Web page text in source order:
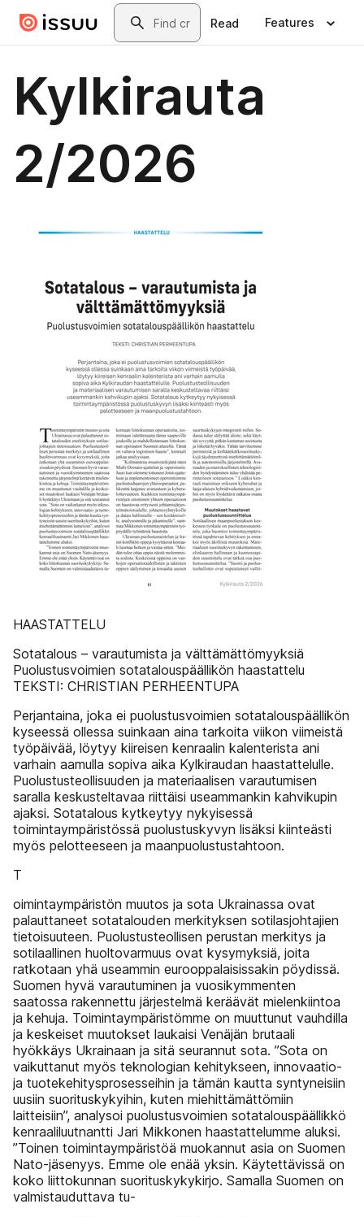
Skip to main contentSearch
Read Features
Kylkirauta
2/2026
HAASTATTELU
Sotatalous – varautumista ja välttämättömyyksiä
Puolustusvoimien sotatalouspäällikön haastattelu
TEKSTI: CHRISTIAN PERHEENTUPA
Perjantaina, joka ei puolustusvoimien sotatalouspäällikön
kyseessä ollessa suinkaan aina tarkoita viikon viimeistä
työpäivää, löytyy kiireisen kenraalin kalenterista ani
varhain aamulla sopiva aika Kylkiraudan haastattelulle.
Puolustusteollisuuden ja materiaalisen varautumisen
saralla keskusteltavaa riittäisi useammankin kahvikupin
ajaksi. Sotatalous kytkeytyy nykyisessä
toimintaympäristössä puolustuskyvyn lisäksi kiinteästi
myös pelotteeseen ja maanpuolustustahtoon.
T
oimintaympäristön muutos ja sota Ukrainassa ovat
palauttaneet sotatalouden merkityksen sotilasjohtajien
tietoisuuteen. Puolustusteollisen perustan merkitys ja
sotilaallinen huoltovarmuus ovat kysymyksiä, joita
ratkotaan yhä useammin eurooppalaisissakin pöydissä.
Suomen hyvä varautuminen ja vuosikymmenten
saatossa rakennettu järjestelmä keräävät mielenkiintoa
ja kehuja. Toimintaympäristömme on muuttunut vauhdilla
ja keskeiset muutokset laukaisi Venäjän brutaali
hyökkäys Ukrainaan ja sitä seurannut sota. ”Sota on
vaikuttanut myös teknologian kehitykseen, innovaatio-
ja tuotekehitysprosesseihin ja tämän kautta syntyneisiin
uusiin suorituskykyihin, kuten miehittämättömiin
laitteisiin”, analysoi puolustusvoimien sotatalouspäällikkö
kenraaliluutnantti Jari Mikkonen haastattelumme aluksi.
”Toinen toimintaympäristöä muokannut asia on Suomen
Nato-jäsenyys. Emme ole enää yksin. Käytettävissä on
koko liittokunnan suorituskykykirjo. Samalla Suomen on
valmistauduttava tu-